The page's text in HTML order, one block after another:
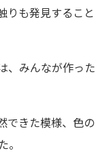
りも発見すること
、みんなが作った
できた模様、色の